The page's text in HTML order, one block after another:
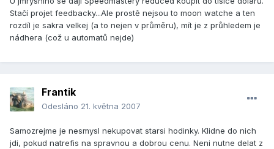
Stačí projet feedbacky...Ale prostě nejsou to moon watche a ten
rozdíl je sakra velkej (a to nejen v průměru), mít je z průhledem je
nádhera (což u automatů nejde)
Frantik
Odesláno 21. května 2007
Samozrejme je nesmysl nekupovat starsi hodinky. Klidne do nich
jdi, pokud natrefis na spravnou a dobrou cenu. Neni nutne delat z